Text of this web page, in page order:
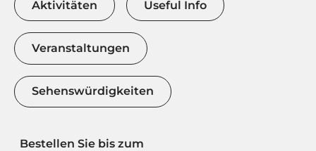
Aktivitäten Useful Info
Veranstaltungen
Sehenswürdigkeiten
Bestellen Sie bis zum